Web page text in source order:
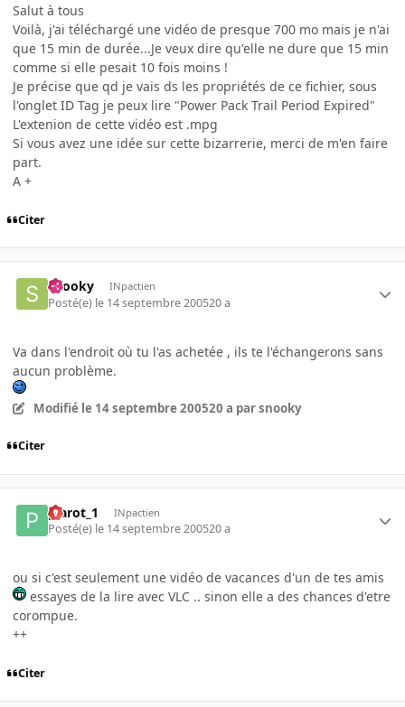
Salut à tous
Voilà, j'ai téléchargé une vidéo de presque 700 mo mais je n'ai
que 15 min de durée...Je veux dire qu'elle ne dure que 15 min
comme si elle pesait 10 fois moins !
Je précise que qd je vais ds les propriétés de ce fichier, sous
l'onglet ID Tag je peux lire "Power Pack Trail Period Expired"
L'extenion de cette vidéo est .mpg
Si vous avez une idée sur cette bizarrerie, merci de m'en faire
part.
A +
Citer
snooky INpactien
Posté(e) le 14 septembre 200520 a
Va dans l'endroit où tu l'as achetée , ils te l'échangerons sans
aucun problème.
Modifié le 14 septembre 200520 a par snooky
Citer
plarot_1 INpactien
Posté(e) le 14 septembre 200520 a
ou si c'est seulement une vidéo de vacances d'un de tes amis
essayes de la lire avec VLC .. sinon elle a des chances d'etre
corompue.
++
Citer